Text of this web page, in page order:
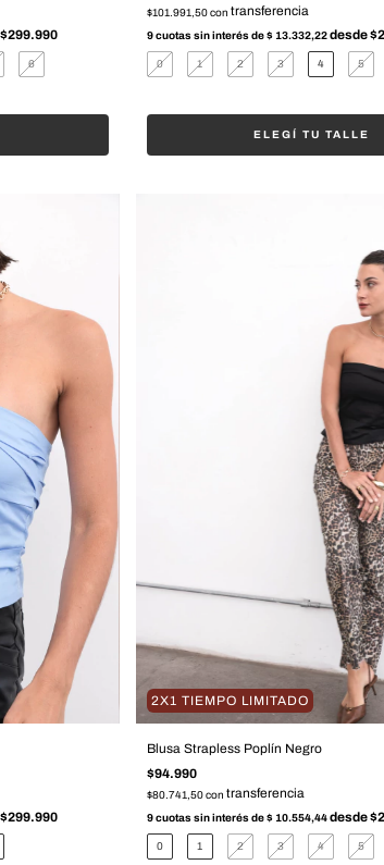
6
$101.991,50con
9 cuotas sin interés de$ 13.332,22
0 1 2 3 4 5
ELEGÍ TU TALLE
2X1 TIEMPO LIMITADO
Blusa Strapless Poplín Negro
$94.990
$80.741,50con
9 cuotas sin interés de$ 10.554,44
0 1 2 3 4 5